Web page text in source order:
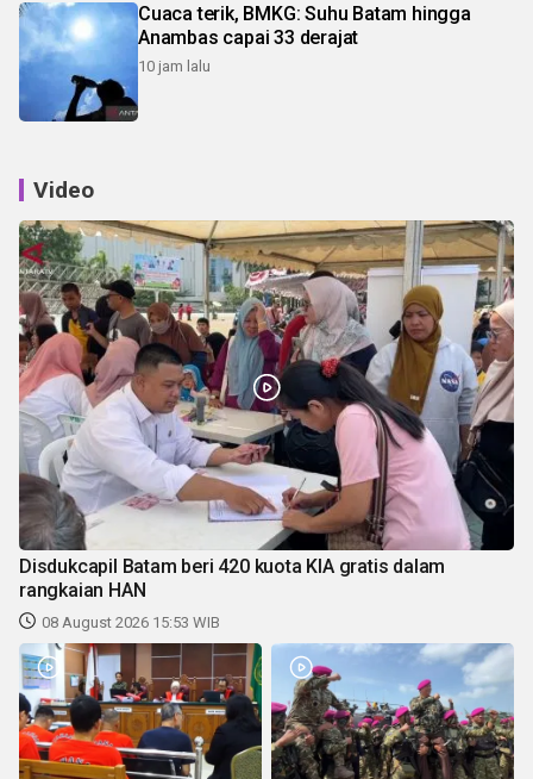
Cuaca terik, BMKG: Suhu Batam hingga
Anambas capai 33 derajat
10 jam lalu
Video
Disdukcapil Batam beri 420 kuota KIA gratis dalam
rangkaian HAN
08 August 2026 15:53 WIB